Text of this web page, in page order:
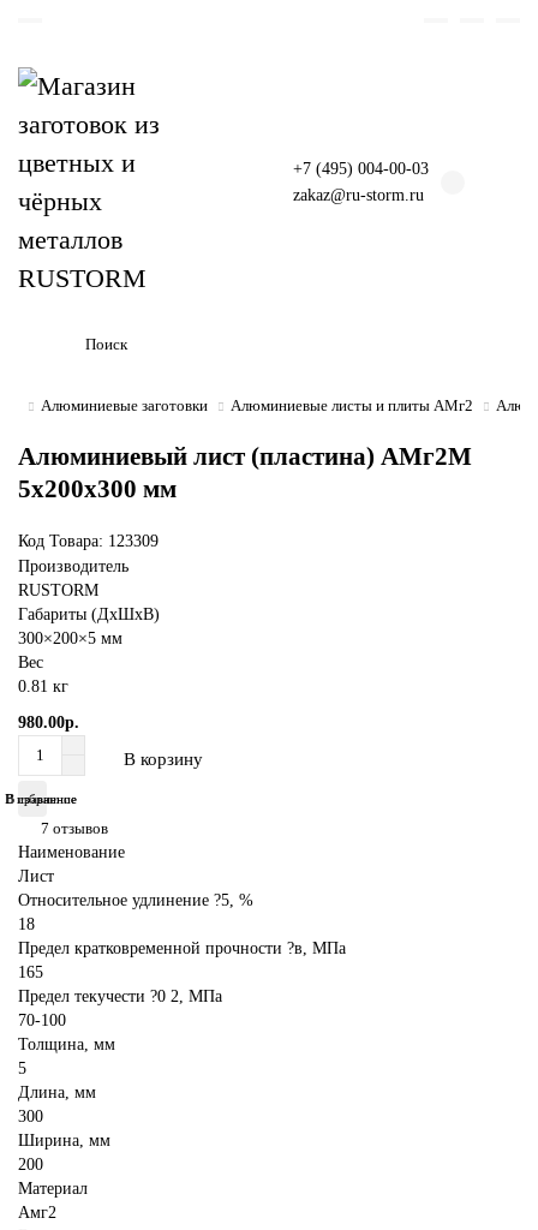
+7 (495) 004-00-03
zakaz@ru-storm.ru
Алюминиевые заготовки Алюминиевые листы и плиты АМг2
Алюминиевый лист (пластина) АМг2М
5х200х300 мм
Код Товара: 123309
Производитель
RUSTORM
Габариты (ДхШхВ)
300×200×5 мм
Вес
0.81 кг
980.00р.
В корзину
В избранное
В сравнение
7 отзывов
Наименование
Лист
Относительное удлинение ?5, %
18
Предел кратковременной прочности ?в, МПа
165
Предел текучести ?0 2, МПа
70-100
Толщина, мм
5
Длина, мм
300
Ширина, мм
200
Материал
Амг2